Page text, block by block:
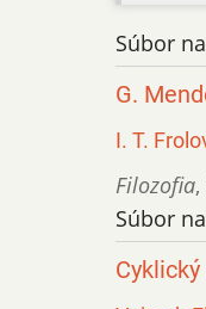
Súbor
G.
I. T.
Filozofia,
Súbor